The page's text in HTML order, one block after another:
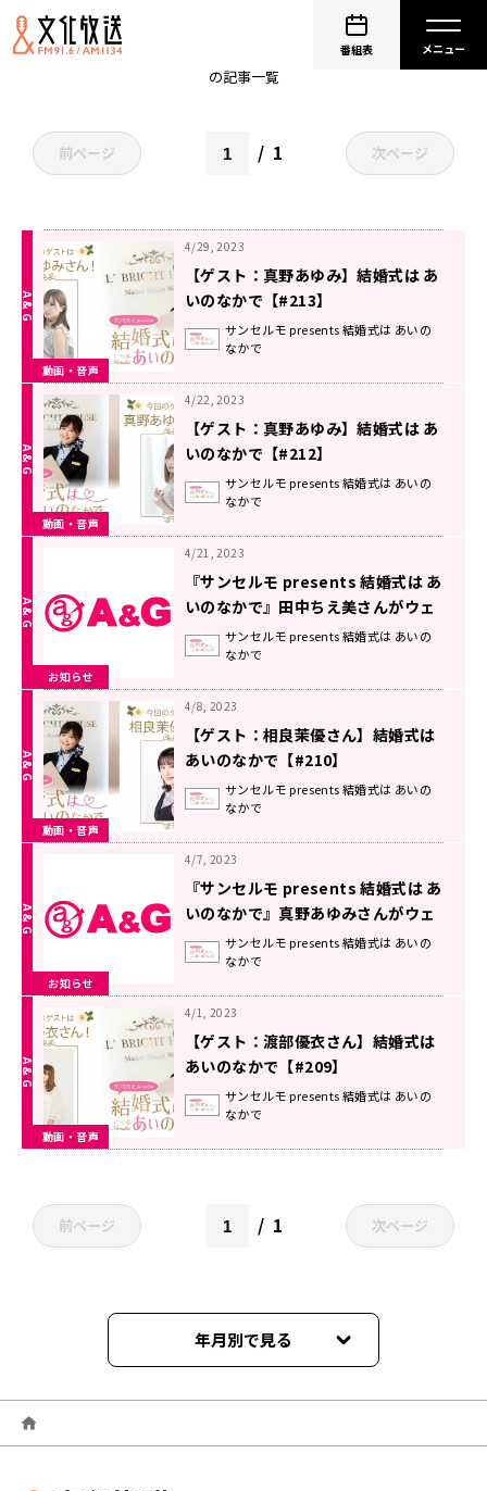
番組表
の記事一覧
前ページ 1 次ページ
動画・音声
4/29, 2023
【ゲスト：真野あゆみ】結婚式は あ
いのなかで【#213】
サンセルモ presents 結婚式は あいの
なかで
動画・音声
4/22, 2023
【ゲスト：真野あゆみ】結婚式は あ
いのなかで【#212】
サンセルモ presents 結婚式は あいの
なかで
お知らせ
4/21, 2023
『サンセルモ presents 結婚式は あ
いのなかで』田中ちえ美さんがウェ
ディングドレス姿でゲスト出演！(5
月6日・5月13日)
サンセルモ presents 結婚式は あいの
なかで
動画・音声
4/8, 2023
【ゲスト：相良茉優さん】結婚式は
あいのなかで【#210】
サンセルモ presents 結婚式は あいの
なかで
お知らせ
4/7, 2023
『サンセルモ presents 結婚式は あ
いのなかで』真野あゆみさんがウェ
ディングドレス姿でゲスト出演！(4
月22日・4月29日)
サンセルモ presents 結婚式は あいの
なかで
動画・音声
4/1, 2023
【ゲスト：渡部優衣さん】結婚式は
あいのなかで【#209】
サンセルモ presents 結婚式は あいの
なかで
前ページ 1 次ページ
年月別で見る
2026年06月
2026年05月